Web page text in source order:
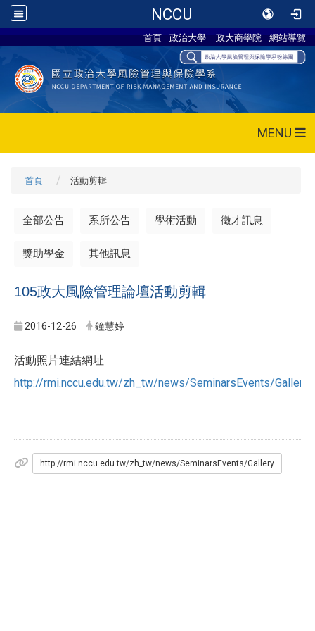
NCCU
首頁 政治大學 政大商學院 網站導覽
MENU
首頁 活動剪輯
全部公告 系所公告 學術活動 徵才訊息
獎助學金 其他訊息
105政大風險管理論壇活動剪輯
2016-12-26 鐘慧婷
活動照片連結網址
http://rmi.nccu.edu.tw/zh_tw/news/SeminarsEvents/Gallery
http://rmi.nccu.edu.tw/zh_tw/news/SeminarsEvents/Gallery